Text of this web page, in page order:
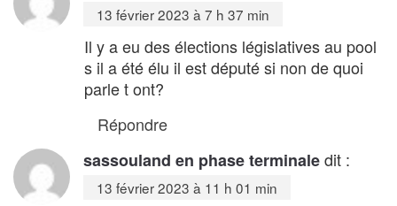
13 février 2023 à 7 h 37 min
Il y a eu des élections législatives au pool
s il a été élu il est député si non de quoi
parle t ont?
Répondre
sassouland en phase terminaledit :
13 février 2023 à 11 h 01 min